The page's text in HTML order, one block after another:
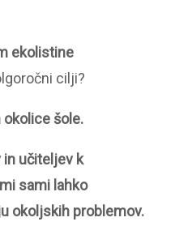
ekolistine
cilji?
šole.
učiteljev k
sami lahko
okoljskih problemov.